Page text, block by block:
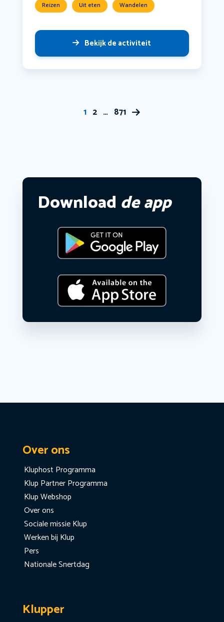
Reizen Uit eten Wandelen
Bekijk de activiteit
1 2 … 871
Download de app
Over ons
Kluphost Programma
Klup Partner Programma
Klup Webshop
Over ons
Sociale missie Klup
Werken bij Klup
Pers
Nationale Snertdag
Klupper